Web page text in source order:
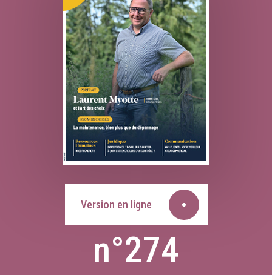
Version en ligne
n°274